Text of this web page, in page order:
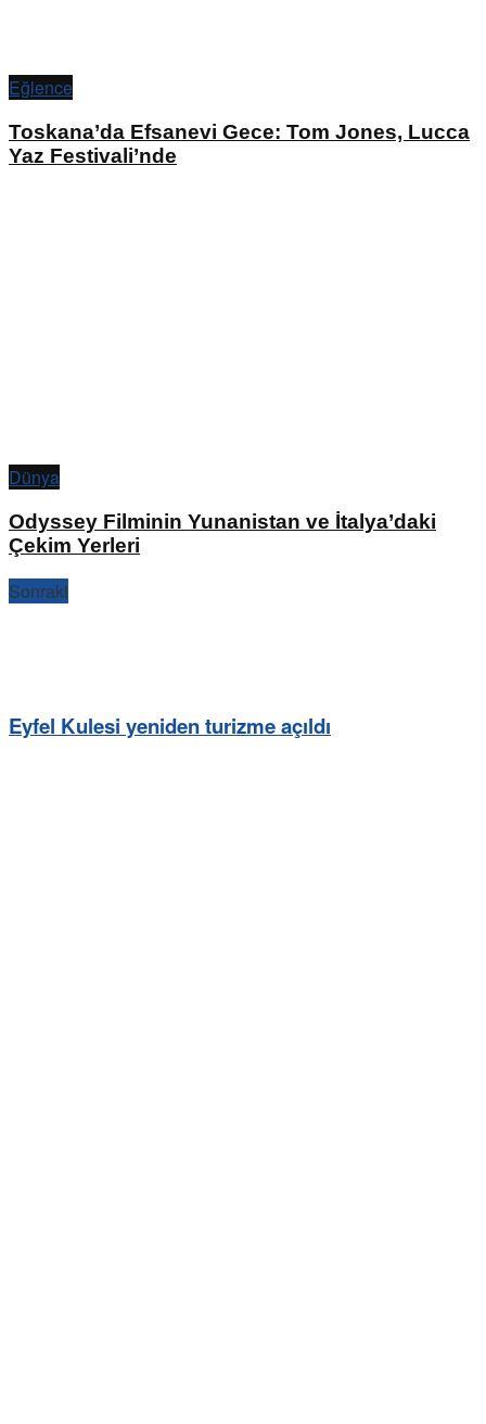
Eğlence
Toskana’da Efsanevi Gece: Tom Jones, Lucca
Yaz Festivali’nde
Dünya
Odyssey Filminin Yunanistan ve İtalya’daki
Çekim Yerleri
Sonraki
Eyfel Kulesi yeniden turizme açıldı